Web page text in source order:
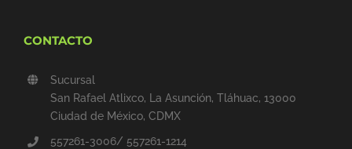
CONTACTO
Sucursal
San Rafael Atlixco, La Asunción, Tláhuac, 13000
Ciudad de México, CDMX
557261-3006/ 557261-1214